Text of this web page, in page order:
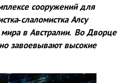
сооружений для
слаломистка Алсу
в Австралии. Во Дворце
завоевывают высокие